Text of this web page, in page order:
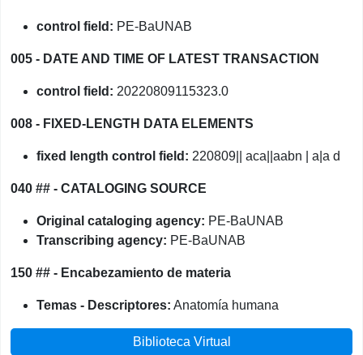
Biblioteca Virtual
control field: PE-BaUNAB
005 - DATE AND TIME OF LATEST TRANSACTION
control field: 20220809115323.0
008 - FIXED-LENGTH DATA ELEMENTS
fixed length control field: 220809|| aca||aabn | a|a d
040 ## - CATALOGING SOURCE
Original cataloging agency: PE-BaUNAB
Transcribing agency: PE-BaUNAB
150 ## - Encabezamiento de materia
Temas - Descriptores: Anatomía humana